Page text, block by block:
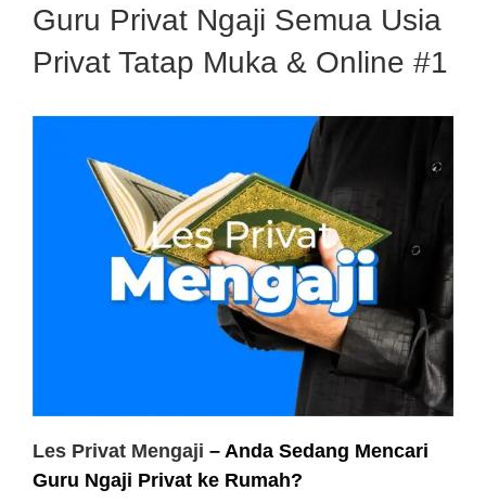
Guru Privat Ngaji Semua Usia
Privat Tatap Muka & Online #1
Les Privat Mengaji – Anda Sedang Mencari
Guru Ngaji Privat ke Rumah?